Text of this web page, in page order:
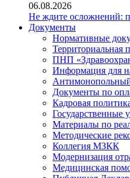
06.08.2026
Не ждите осложнений:
Документы
Нормативные
Территориальная
ПНП
Информация для
Документы по
Кадровая
Государственные
Материалы по
Методические
Коллегия МЗКК
Модернизация
Медицинская